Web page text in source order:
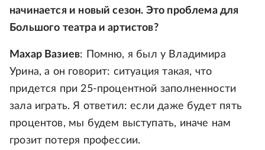
начинается и новый сезон. Это проблема для
Большого театра и артистов?
Махар Вазиев: Помню, я был у Владимира
Урина, а он говорит: ситуация такая, что
придется при 25-процентной заполненности
зала играть. Я ответил: если даже будет пять
процентов, мы будем выступать, иначе нам
грозит потеря профессии.